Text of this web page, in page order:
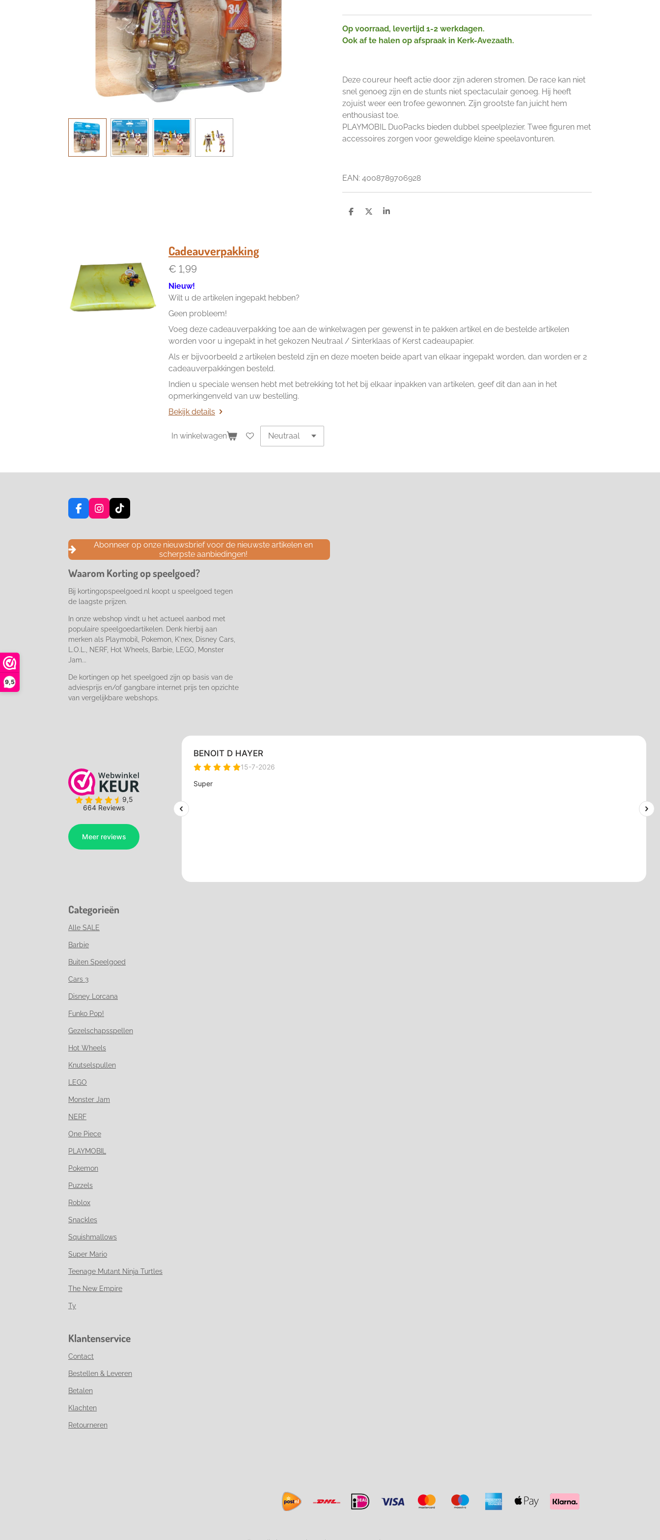
9,5
Op voorraad, levertijd 1-2 werkdagen.
Ook af te halen op afspraak in Kerk-Avezaath.
Deze coureur heeft actie door zijn aderen stromen. De race kan niet
snel genoeg zijn en de stunts niet spectaculair genoeg. Hij heeft
zojuist weer een trofee gewonnen. Zijn grootste fan juicht hem
enthousiast toe.
PLAYMOBIL DuoPacks bieden dubbel speelplezier. Twee figuren met
accessoires zorgen voor geweldige kleine speelavonturen.
EAN: 4008789706928
D
D
S
Cadeauverpakking
€ 1,99
Nieuw!
Wilt u de artikelen ingepakt hebben?
Geen probleem!
Voeg deze cadeauverpakking toe aan de winkelwagen per gewenst in te pakken artikel en de bestelde artikelen
worden voor u ingepakt in het gekozen Neutraal / Sinterklaas of Kerst cadeaupapier.
Als er bijvoorbeeld 2 artikelen besteld zijn en deze moeten beide apart van elkaar ingepakt worden, dan worden er 2
cadeauverpakkingen besteld.
Indien u speciale wensen hebt met betrekking tot het bij elkaar inpakken van artikelen, geef dit dan aan in het
opmerkingenveld van uw bestelling.
Bekijk details
In winkelwagen
F
a
e
o
k
I
n
t
a
g
a
T
i
T
o
k
Abonneer op onze nieuwsbrief voor de nieuwste artikelen en
scherpste aanbiedingen!
Waarom Korting op speelgoed?
Bij kortingopspeelgoed.nl koopt u speelgoed tegen
de laagste prijzen.
In onze webshop vindt u het actueel aanbod met
populaire speelgoedartikelen. Denk hierbij aan
merken als Playmobil, Pokemon, K'nex, Disney Cars,
L.O.L., NERF, Hot Wheels, Barbie, LEGO, Monster
Jam...
De kortingen op het speelgoed zijn op basis van de
adviesprijs en/of gangbare internet prijs ten opzichte
van vergelijkbare webshops.
Categorieën
Alle SALE
Barbie
Buiten Speelgoed
Cars 3
Disney Lorcana
Funko Pop!
Gezelschapsspellen
Hot Wheels
Knutselspullen
LEGO
Monster Jam
NERF
One Piece
PLAYMOBIL
Pokemon
Puzzels
Roblox
Snackles
Squishmallows
Super Mario
Teenage Mutant Ninja Turtles
The New Empire
Ty
Klantenservice
Contact
Bestellen & Leveren
Betalen
Klachten
Retourneren